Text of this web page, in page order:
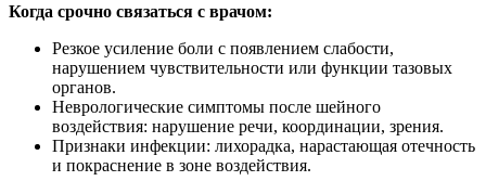
Когда срочно связаться с врачом:
Резкое усиление боли с появлением слабости,
нарушением чувствительности или функции тазовых
органов.
Неврологические симптомы после шейного
воздействия: нарушение речи, координации, зрения.
Признаки инфекции: лихорадка, нарастающая отечность
и покраснение в зоне воздействия.